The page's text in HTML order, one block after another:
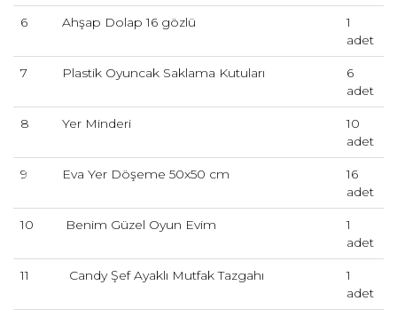
6 Ahşap Dolap 16 gözlü
1
adet
7 Plastik Oyuncak Saklama Kutuları
6
adet
8 Yer Minderi
10
adet
9 Eva Yer Döşeme 50x50 cm
16
adet
10 Benim Güzel Oyun Evim
1
adet
11 Candy Şef Ayaklı Mutfak Tazgahı
1
adet